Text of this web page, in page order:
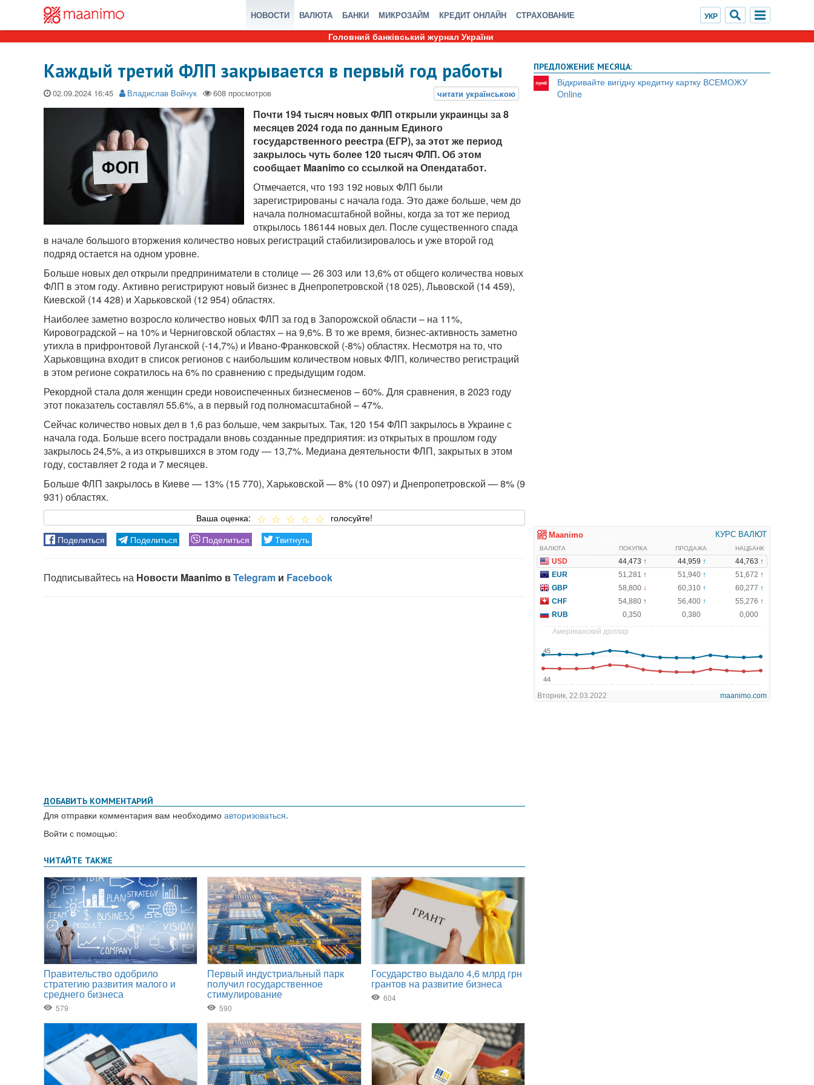
НОВОСТИ ВАЛЮТА БАНКИ МИКРОЗАЙМ КРЕДИТ ОНЛАЙН СТРАХОВАНИЕ
Головний банківський журнал України
Каждый третий ФЛП закрывается в первый год работы
02.09.2024 Владислав Войчук
Почти 194 тысяч новых ФЛП открыли украинцы за 8
месяцев 2024 года по данным Единого
государственного реестра (ЕГР), за этот же период
закрылось чуть более 120 тысяч ФЛП. Об этом
сообщает Maanimo со ссылкой на Опендатабот.
Отмечается, что 193 192 новых ФЛП были
зарегистрированы с начала года. Это даже больше, чем до
начала полномасштабной войны, когда за тот же период
открылось 186144 новых дел. После существенного спада
в начале большого вторжения количество новых регистраций стабилизировалось и уже второй год
подряд остается на одном уровне.
Больше новых дел открыли предприниматели в столице — 26 303 или 13,6% от общего количества новых
ФЛП в этом году. Активно регистрируют новый бизнес в Днепропетровской (18 025), Львовской (14 459),
Киевской (14 428) и Харьковской (12 954) областях.
Наиболее заметно возросло количество новых ФЛП за год в Запорожской области – на 11%,
Кировоградской – на 10% и Черниговской областях – на 9,6%. В то же время, бизнес-активность заметно
утихла в прифронтовой Луганской (-14,7%) и Ивано-Франковской (-8%) областях. Несмотря на то, что
Харьковщина входит в список регионов с наибольшим количеством новых ФЛП, количество регистраций
в этом регионе сократилось на 6% по сравнению с предыдущим годом.
Рекордной стала доля женщин среди новоиспеченных бизнесменов – 60%. Для сравнения, в 2023 году
этот показатель составлял 55.6%, а в первый год полномасштабной – 47%.
Сейчас количество новых дел в 1,6 раз больше, чем закрытых. Так, 120 154 ФЛП закрылось в Украине с
начала года. Больше всего пострадали вновь созданные предприятия: из открытых в прошлом году
закрылось 24,5%, а из открывшихся в этом году — 13,7%. Медиана деятельности ФЛП, закрытых в этом
году, составляет 2 года и 7 месяцев.
Больше ФЛП закрылось в Киеве — 13% (15 770), Харьковской — 8% (10 097) и Днепропетровской — 8% (9
931) областях.
ДОБАВИТЬ КОММЕНТАРИЙ
Для отправки комментария вам необходимо авторизоваться.
Войти с помощью:
ПРЕДЛОЖЕНИЕ МЕСЯЦА:
Відкривайте вигідну кредитну картку ВСЕМОЖУ
Online